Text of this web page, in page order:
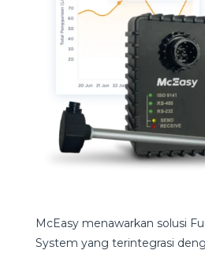
McEasy menawarkan solusi
System yang terintegrasi